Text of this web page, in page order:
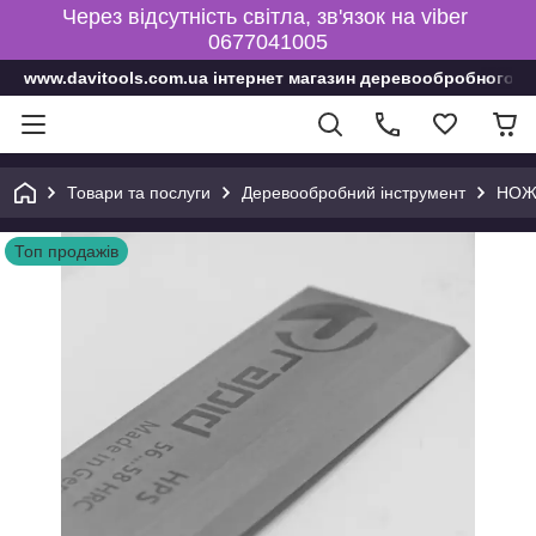
Через відсутність світла, зв'язок на viber
0677041005
www.davitools.com.ua інтернет магазин деревообробного
Товари та послуги Деревообробний інструмент
Топ продажів